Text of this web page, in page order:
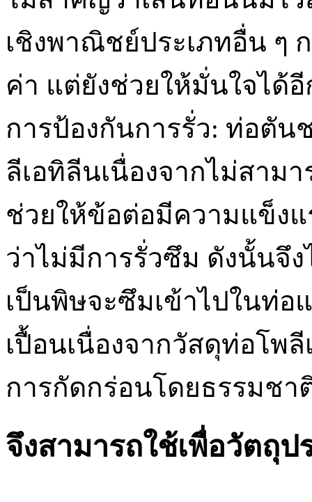
เชิงพาณิชย์ประเภทอื่น ๆ
ค่า แต่ยังช่วยให้มั่นใจได้
การป้องกันการรั่ว: ท่อตั
ลีเอทิลีนเนื่องจากไม่สาม
ช่วยให้ข้อต่อมีความแข็ง
ว่าไม่มีการรั่วซึม ดังนั้นจึ
เป็นพิษจะซึมเข้าไปในท่อ
เปื้อนเนื่องจากวัสดุท่อโ
การกัดกร่อนโดยธรรมชา
จึงสามารถใช้เพื่อวัตถุป